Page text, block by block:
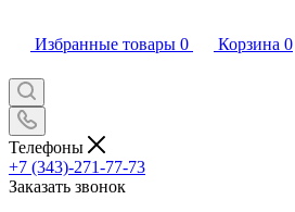
Избранные товары 0 Корзина 0
Телефоны
+7 (343)-271-77-73
Заказать звонок